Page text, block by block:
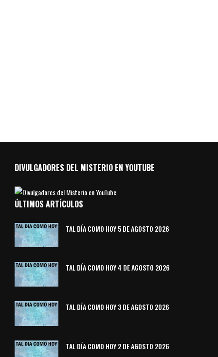
DIVULGADORES DEL MISTERIO EN YOUTUBE
ÚLTIMOS ARTÍCULOS
TAL DÍA COMO HOY 5 DE AGOSTO 2026
TAL DÍA COMO HOY 4 DE AGOSTO 2026
TAL DÍA COMO HOY 3 DE AGOSTO 2026
TAL DÍA COMO HOY 2 DE AGOSTO 2026